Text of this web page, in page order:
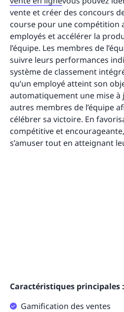
vente et créer des concours
course pour une compétition
employés et accélérer la
l’équipe. Les membres de
suivre leurs performances
système de classement
qu’un employé atteint son
automatiquement une mise à
autres membres de l’équipe
célébrer sa victoire. En
compétitive et
s’amuser tout en atteignant
Caractéristiques principales :
Gamification des ventes